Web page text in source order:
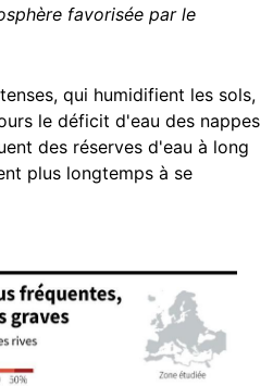
favorisée par le
qui humidifient les sols,
le déficit d'eau des nappes
des réserves d'eau à long
plus longtemps à se